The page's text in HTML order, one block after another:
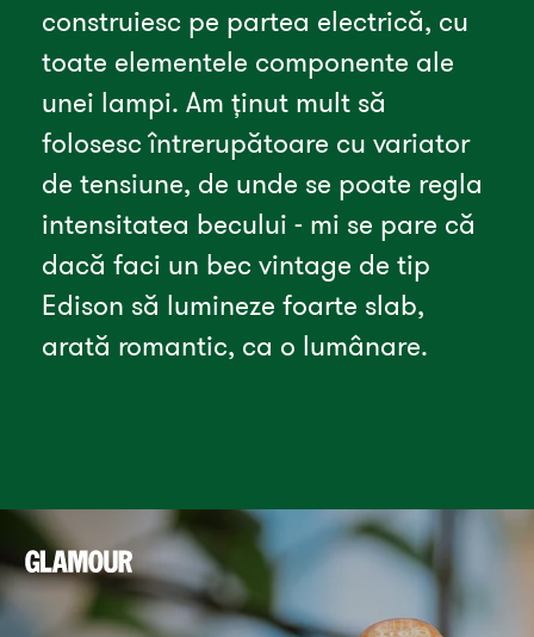
construiesc pe partea electrică, cu
toate elementele componente ale
unei lampi. Am ținut mult să
folosesc întrerupătoare cu variator
de tensiune, de unde se poate regla
intensitatea becului - mi se pare că
dacă faci un bec vintage de tip
Edison să lumineze foarte slab,
arată romantic, ca o lumânare.